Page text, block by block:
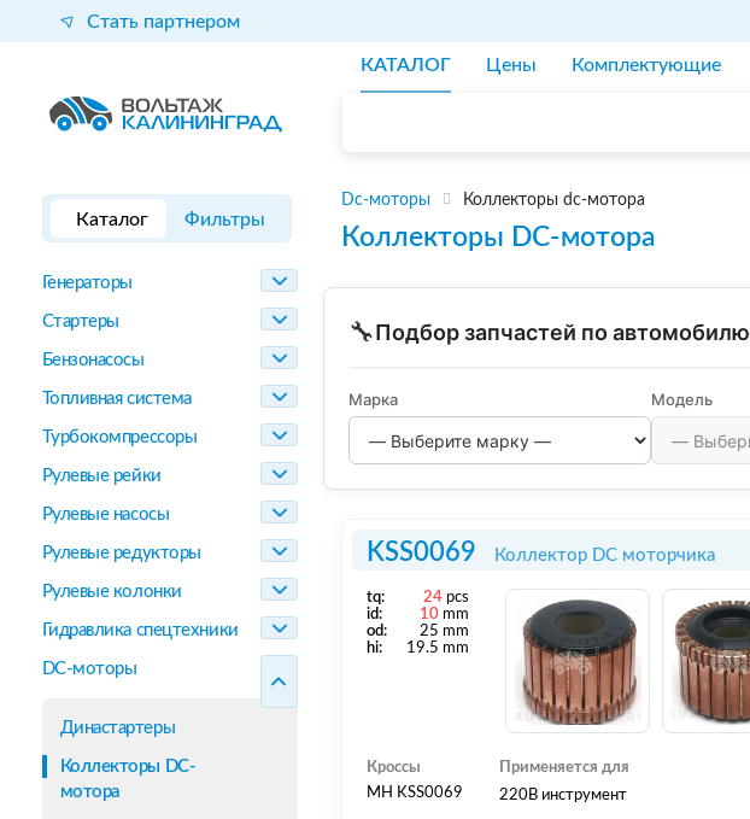
Стать партнером
КАТАЛОГ Цены Комплектующие
Каталог Фильтры
Генераторы
Стартеры
Бензонасосы
Топливная система
Турбокомпрессоры
Рулевые рейки
Рулевые насосы
Рулевые редукторы
Рулевые колонки
Гидравлика спецтехники
DC-моторы
Династартеры
Коллекторы DC-
мотора
Dc-моторы Коллекторы dc-мотора
Коллекторы DC-мотора
🔧Подбор запчастей по автомобилю
Марка Модель
KSS0069 Коллектор DC моторчика
tq: 24 pcs
id:
10 mm
od:
25 mm
hi:
19.5 mm
Кроссы
MH KSS0069
Применяется для
220В инструмент